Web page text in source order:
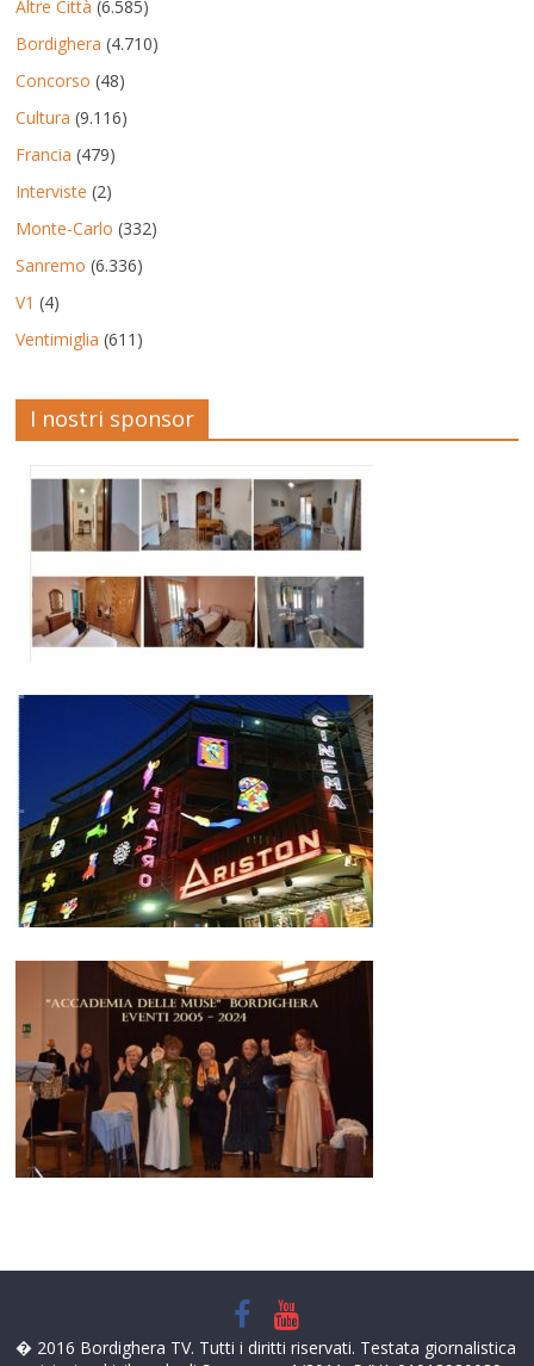
Altre Città (6.585)
Bordighera (4.710)
Concorso (48)
Cultura (9.116)
Francia (479)
Interviste (2)
Monte-Carlo (332)
Sanremo (6.336)
V1 (4)
Ventimiglia (611)
I nostri sponsor
� 2016 Bordighera TV. Tutti i diritti riservati. Testata giornalistica